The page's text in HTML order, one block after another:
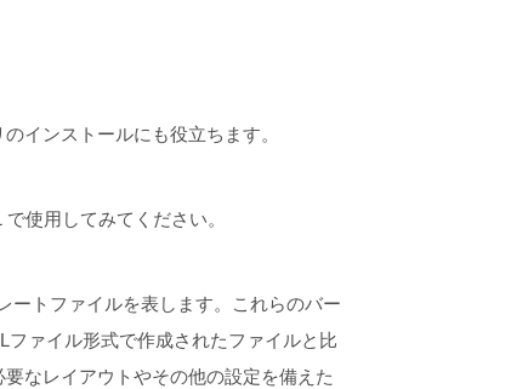
インストールにも役立ちます。
使用してみてください。
ートファイルを表します。これらのバー
ァイル形式で作成されたファイルと比
なレイアウトやその他の設定を備えた